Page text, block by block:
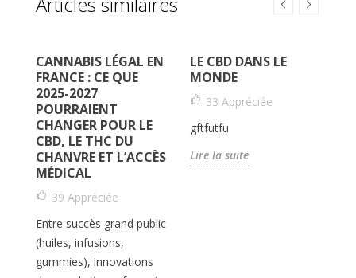
CANNABIS LÉGAL EN
FRANCE : CE QUE
2025-2027
POURRAIENT
CHANGER POUR LE
CBD, LE THC DU
CHANVRE ET L’ACCÈS
MÉDICAL
39 Appréciée
Entre succès grand public
(huiles, infusions,
gummies), innovations
LE CBD DANS LE
MONDE
33 Appréciée
gftfutfu
Lire la suite